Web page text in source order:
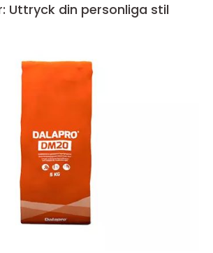
Uttryck din personliga stil